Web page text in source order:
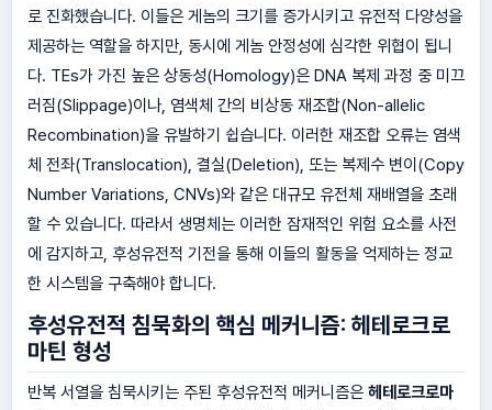
로 진화했습니다. 이들은 게놈의 크기를 증가시키고 유전적 다양성을
제공하는 역할을 하지만, 동시에 게놈 안정성에 심각한 위협이 됩니
다. TEs가 가진 높은 상동성(Homology)은 DNA 복제 과정 중 미끄
러짐(Slippage)이나, 염색체 간의 비상동 재조합(Non-allelic
Recombination)을 유발하기 쉽습니다. 이러한 재조합 오류는 염색
체 전좌(Translocation), 결실(Deletion), 또는 복제수 변이(Copy
Number Variations, CNVs)와 같은 대규모 유전체 재배열을 초래
할 수 있습니다. 따라서 생명체는 이러한 잠재적인 위험 요소를 사전
에 감지하고, 후성유전적 기전을 통해 이들의 활동을 억제하는 정교
한 시스템을 구축해야 합니다.
후성유전적 침묵화의 핵심 메커니즘: 헤테로크로
마틴 형성
반복 서열을 침묵시키는 주된 후성유전적 메커니즘은 헤테로크로마